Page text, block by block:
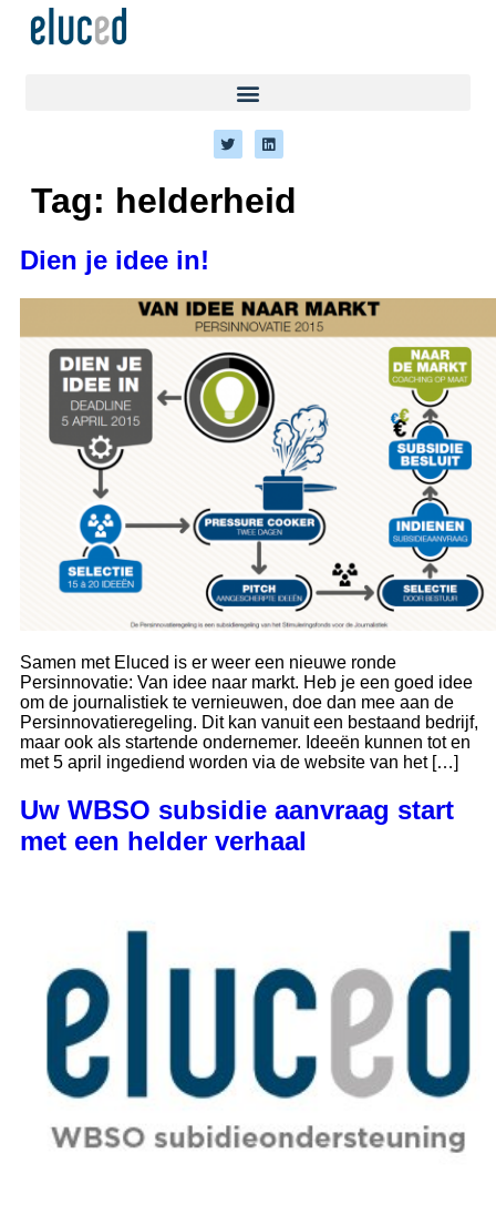
Tag: helderheid
Dien je idee in!
Samen met Eluced is er weer een nieuwe ronde
Persinnovatie: Van idee naar markt. Heb je een goed idee
om de journalistiek te vernieuwen, doe dan mee aan de
Persinnovatieregeling. Dit kan vanuit een bestaand bedrijf,
maar ook als startende ondernemer. Ideeën kunnen tot en
met 5 april ingediend worden via de website van het […]
Uw WBSO subsidie aanvraag start
met een helder verhaal